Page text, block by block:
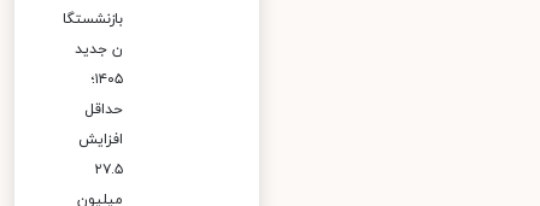
بازنشستگا
ن جدید
۱۴۰۵؛
حداقل
افزایش
۲۷.۵
میلیون